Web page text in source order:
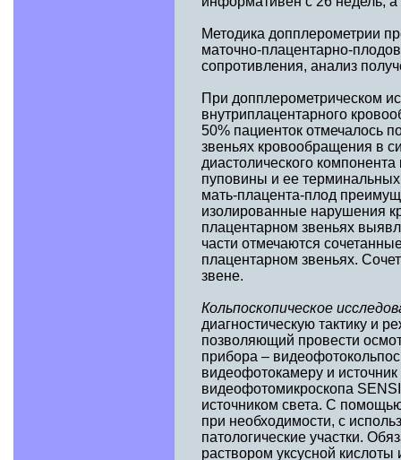
Методика допплерометрии
маточно-плацентарно-
сопротивления, анализ
При допплерометрическом
внутриплацентарного
50% пациенток отмечалось
звеньях кровообращения в
диастолического
пуповины и ее терминальных
мать-плацента-плод
изолированные нарушения
плацентарном звеньях
части отмечаются
плацентарном звеньях.
звене.
Кольпоскопическое
диагностическую тактику и
позволяющий провести
прибора –
видеофотокамеру и
видеофотомикроскопа
источником света. С
при необходимости, с
патологические участки.
раствором уксусной